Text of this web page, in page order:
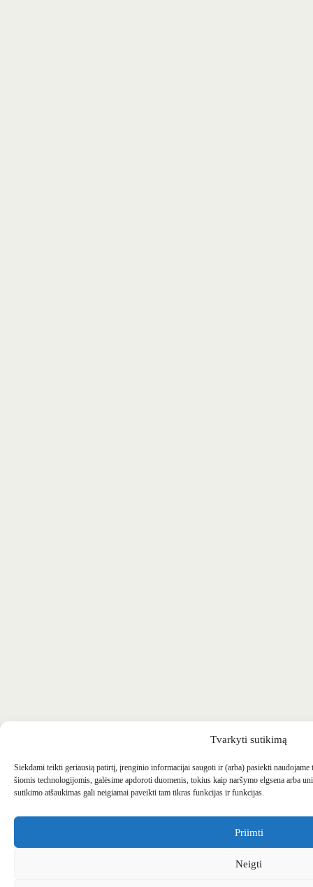
Tvarkyti sutikimą
Siekdami teikti geriausią patirtį, įrenginio informacijai saugoti ir (arba) pasiekti
šiomis technologijomis, galėsime apdoroti duomenis, tokius kaip naršymo elgsena arba
sutikimo atšaukimas gali neigiamai paveikti tam tikras funkcijas ir funkcijas.
Priimti
Neigti